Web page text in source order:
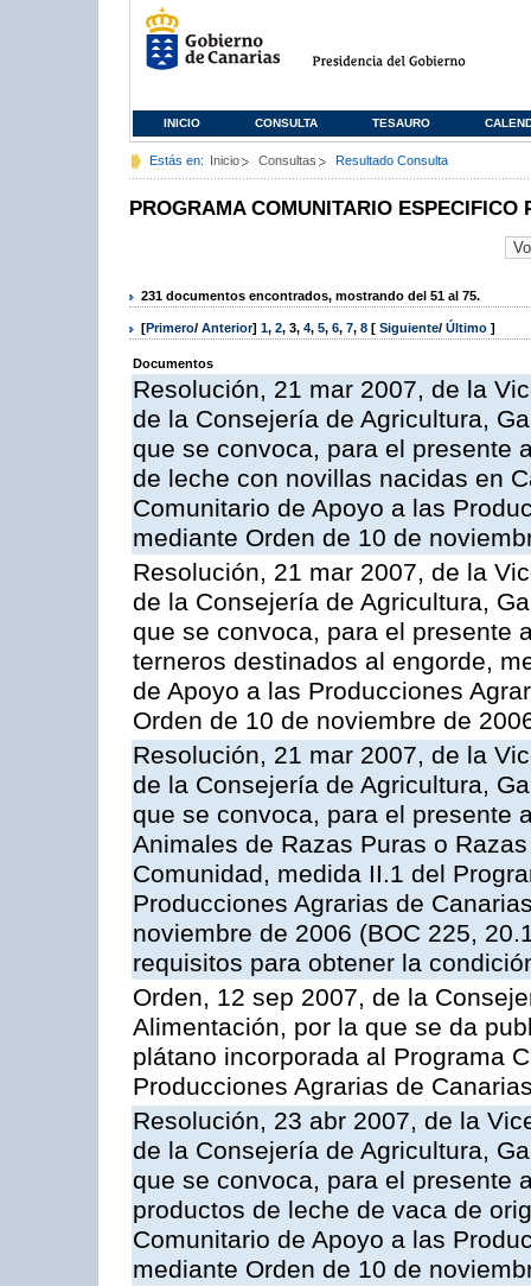
INICIO CONSULTA TESAURO
Estás en: Inicio Consultas Resultado Consulta
PROGRAMA COMUNITARIO ESPECIFICO
231 documentos encontrados, mostrando del 51 al 75.
[Primero/ Anterior] 1, 2, 3, 4, 5, 6, 7, 8 [ Siguiente/ Último ]
Documentos
Resolución, 21 mar 2007, de la
de la Consejería de Agricultura,
que se convoca, para el presente
de leche con novillas nacidas en
Comunitario de Apoyo a las
mediante Orden de 10 de
Resolución, 21 mar 2007, de la
de la Consejería de Agricultura,
que se convoca, para el presente
terneros destinados al engorde,
de Apoyo a las Producciones
Orden de 10 de noviembre de
Resolución, 21 mar 2007, de la
de la Consejería de Agricultura,
que se convoca, para el presente
Animales de Razas Puras o
Comunidad, medida II.1 del
Producciones Agrarias de
noviembre de 2006 (BOC 225,
requisitos para obtener la
Orden, 12 sep 2007, de la
Alimentación, por la que se da
plátano incorporada al Programa
Producciones Agrarias de
Resolución, 23 abr 2007, de la
de la Consejería de Agricultura,
que se convoca, para el presente
productos de leche de vaca de
Comunitario de Apoyo a las
mediante Orden de 10 de